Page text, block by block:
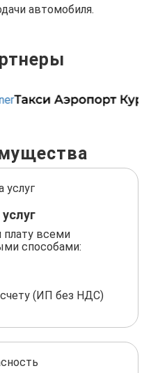
автомобиля.
всеми
способами:
(ИП без НДС)